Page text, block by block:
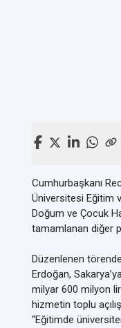
Cumhurbaşkanı
Üniversitesi Eğitim
Doğum ve Çocuk
tamamlanan diğer
Düzenlenen
Erdoğan,
milyar 600 milyon
hizmetin toplu
“Eğitimde